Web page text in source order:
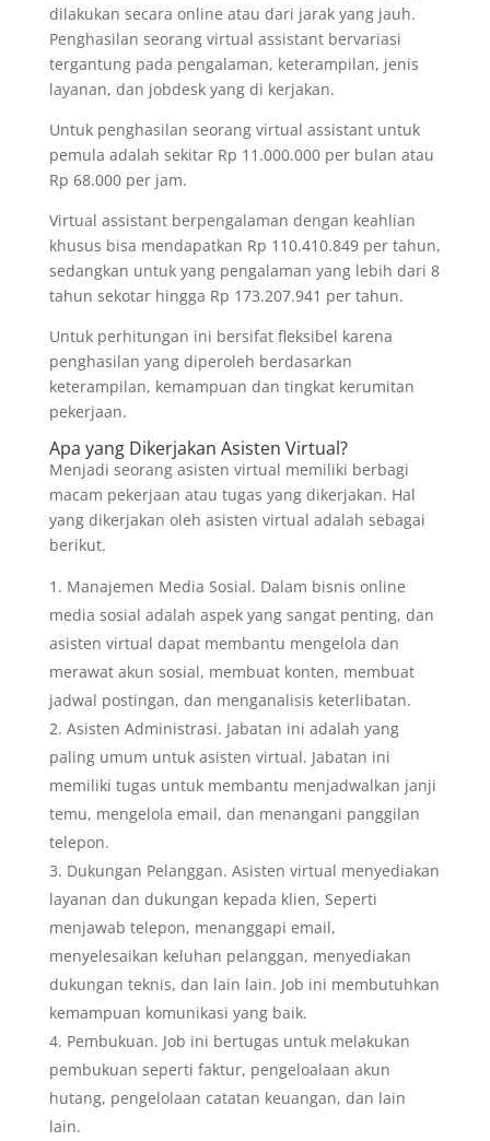
dilakukan secara online atau dari jarak yang jauh.
Penghasilan seorang virtual assistant bervariasi
tergantung pada pengalaman, keterampilan, jenis
layanan, dan jobdesk yang di kerjakan.
Untuk penghasilan seorang virtual assistant untuk
pemula adalah sekitar Rp 11.000.000 per bulan atau
Rp 68.000 per jam.
Virtual assistant berpengalaman dengan keahlian
khusus bisa mendapatkan Rp 110.410.849 per tahun,
sedangkan untuk yang pengalaman yang lebih dari 8
tahun sekotar hingga Rp 173.207.941 per tahun.
Untuk perhitungan ini bersifat fleksibel karena
penghasilan yang diperoleh berdasarkan
keterampilan, kemampuan dan tingkat kerumitan
pekerjaan.
Apa yang Dikerjakan Asisten Virtual?
Menjadi seorang asisten virtual memiliki berbagi
macam pekerjaan atau tugas yang dikerjakan. Hal
yang dikerjakan oleh asisten virtual adalah sebagai
berikut.
Manajemen Media Sosial. Dalam bisnis online
media sosial adalah aspek yang sangat penting, dan
asisten virtual dapat membantu mengelola dan
merawat akun sosial, membuat konten, membuat
jadwal postingan, dan menganalisis keterlibatan.
Asisten Administrasi. Jabatan ini adalah yang
paling umum untuk asisten virtual. Jabatan ini
memiliki tugas untuk membantu menjadwalkan janji
temu, mengelola email, dan menangani panggilan
telepon.
Dukungan Pelanggan. Asisten virtual menyediakan
layanan dan dukungan kepada klien, Seperti
menjawab telepon, menanggapi email,
menyelesaikan keluhan pelanggan, menyediakan
dukungan teknis, dan lain lain. Job ini membutuhkan
kemampuan komunikasi yang baik.
Pembukuan. Job ini bertugas untuk melakukan
pembukuan seperti faktur, pengeloalaan akun
hutang, pengelolaan catatan keuangan, dan lain
lain.